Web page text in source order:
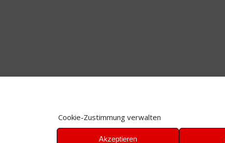
Cookie-Zustimmung verwalten
Akzeptieren